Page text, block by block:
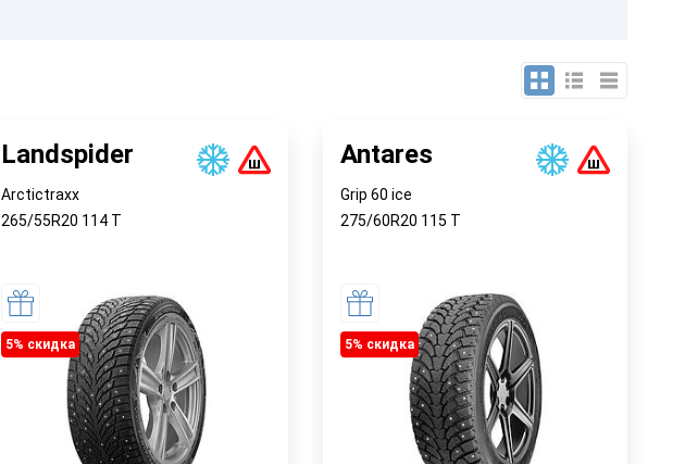
Landspider
Arctictraxx
265/55R20 114 T
5% cкидка
Antares
Grip 60 ice
275/60R20 115 T
5% cкидка